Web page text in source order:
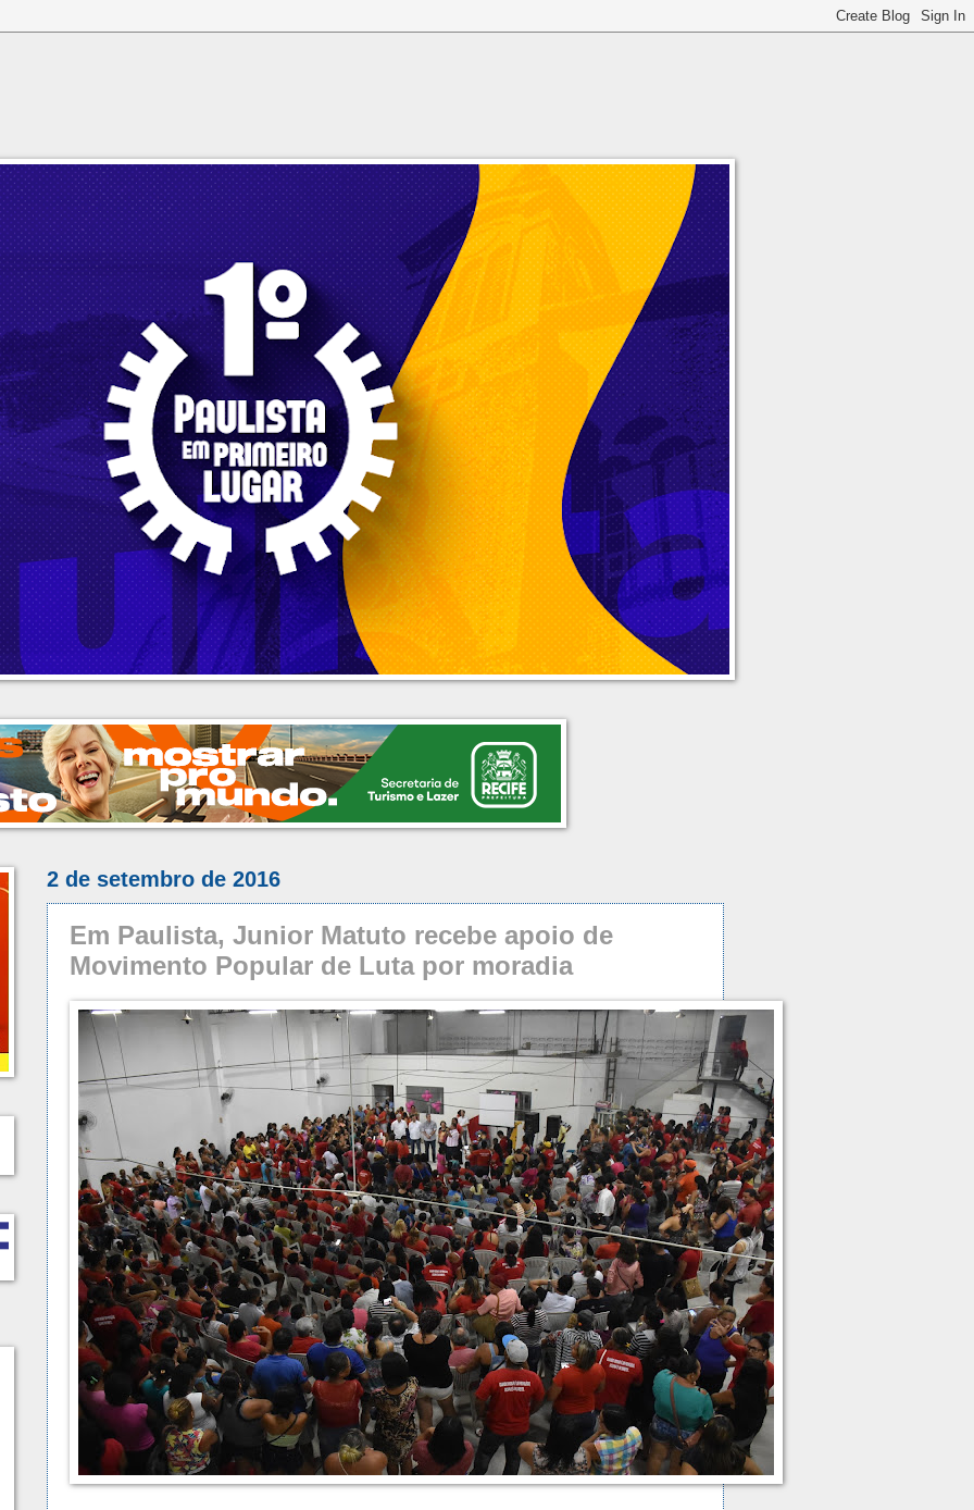
2 de setembro de 2016
Em Paulista, Junior Matuto recebe apoio de
Movimento Popular de Luta por moradia